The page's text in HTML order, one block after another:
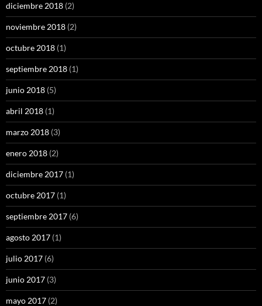
diciembre 2018 (2)
noviembre 2018 (2)
octubre 2018 (1)
septiembre 2018 (1)
junio 2018 (5)
abril 2018 (1)
marzo 2018 (3)
enero 2018 (2)
diciembre 2017 (1)
octubre 2017 (1)
septiembre 2017 (6)
agosto 2017 (1)
julio 2017 (6)
junio 2017 (3)
mayo 2017 (2)